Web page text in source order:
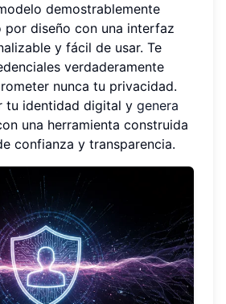
demostrablemente
por diseño con una interfaz
y fácil de usar. Te
verdaderamente
nunca tu privacidad.
tu identidad digital y genera
una herramienta construida
confianza y transparencia.